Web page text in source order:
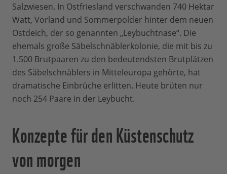
Salzwiesen. In Ostfriesland verschwanden 740 Hektar
Watt, Vorland und Sommerpolder hinter dem neuen
Ostdeich, der so genannten „Leybuchtnase“. Die
ehemals große Säbelschnäblerkolonie, die mit bis zu
1.500 Brutpaaren zu den bedeutendsten Brutplätzen
des Säbelschnäblers in Mitteleuropa gehörte, hat
dramatische Einbrüche erlitten. Heute brüten nur
noch 254 Paare in der Leybucht.
Konzepte für den Küstenschutz
von morgen